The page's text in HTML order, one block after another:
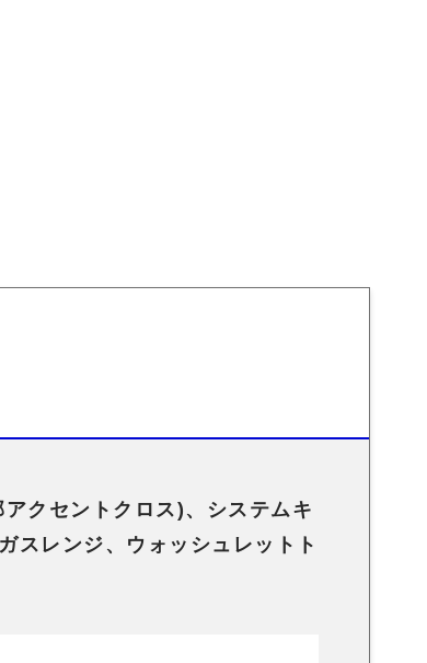
クセントクロス)、システムキ
スレンジ、ウォッシュレットト